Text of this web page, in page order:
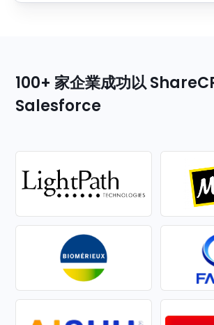
100+ 家企業成功以
Salesforce